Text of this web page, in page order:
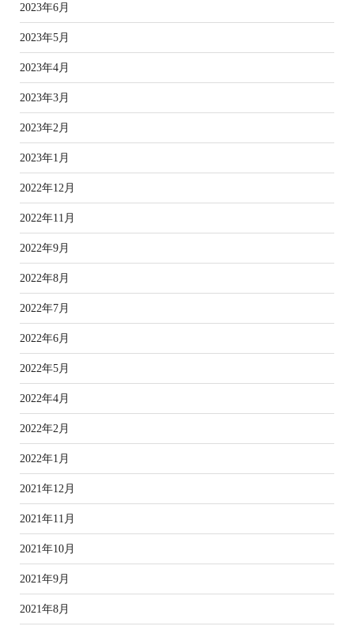
2023年6月
2023年5月
2023年4月
2023年3月
2023年2月
2023年1月
2022年12月
2022年11月
2022年9月
2022年8月
2022年7月
2022年6月
2022年5月
2022年4月
2022年2月
2022年1月
2021年12月
2021年11月
2021年10月
2021年9月
2021年8月